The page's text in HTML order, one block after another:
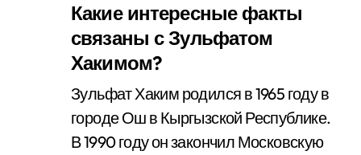
Какие интересные факты
связаны с Зульфатом
Хакимом?
Зульфат Хаким родился в 1965 году в
городе Ош в Кыргызской Республике.
В 1990 году он закончил Московскую